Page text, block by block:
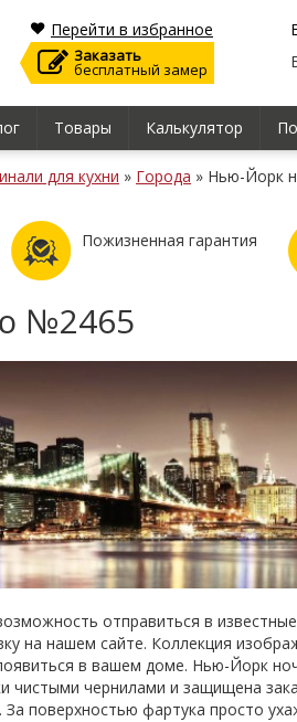
Перейти в избранное
Заказать
бесплатный замер
Товары Калькулятор
для кухни » Города » Нью-Йорк
Пожизненная гарантия
№2465
отправиться в
на нашем сайте. Коллекция
в вашем доме. Нью-Йорк
чистыми чернилами и защищена
За поверхностью фартука просто